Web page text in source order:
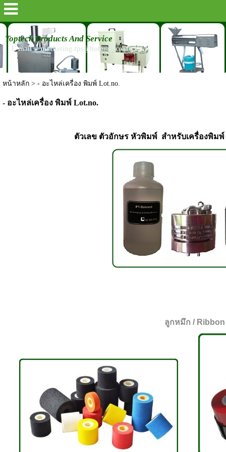
Toptech Products And Service
E-mail : marketing.tps@hotmail.com
หน้าหลัก> - อะไหล่เครื่อง พิมพ์ Lot.no.
- อะไหล่เครื่อง พิมพ์ Lot.no.
ตัวเลข ตัวอักษร หัวพิมพ์ สำหรับเครื่องพิมพ์
ลูกหมึก / Ribbon